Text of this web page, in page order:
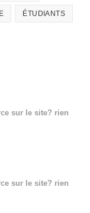
ÉTUDIANTS
sur le site? rien
sur le site? rien